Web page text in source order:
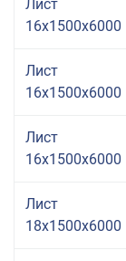
Лист
16x1500x6000
Лист
16x1500x6000
Лист
16x1500x6000
Лист
18x1500x6000